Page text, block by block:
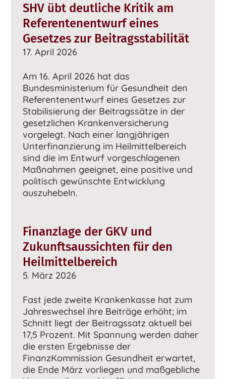
SHV übt deutliche Kritik am
Referentenentwurf eines
Gesetzes zur Beitragsstabilität
17. April 2026
Am 16. April 2026 hat das
Bundesministerium für Gesundheit den
Referentenentwurf eines Gesetzes zur
Stabilisierung der Beitragssätze in der
gesetzlichen Krankenversicherung
vorgelegt. Nach einer langjährigen
Unterfinanzierung im Heilmittelbereich
sind die im Entwurf vorgeschlagenen
Maßnahmen geeignet, eine positive und
politisch gewünschte Entwicklung
auszuhebeln.
Finanzlage der GKV und
Zukunftsaussichten für den
Heilmittelbereich
5. März 2026
Fast jede zweite Krankenkasse hat zum
Jahreswechsel ihre Beiträge erhöht; im
Schnitt liegt der Beitragssatz aktuell bei
17,5 Prozent. Mit Spannung werden daher
die ersten Ergebnisse der
FinanzKommission Gesundheit erwartet,
die Ende März vorliegen und maßgebliche